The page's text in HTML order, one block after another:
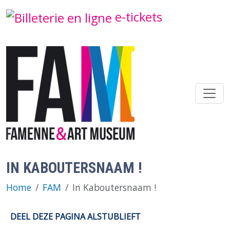
e-tickets
IN KABOUTERSNAAM !
Home FAM In Kaboutersnaam !
DEEL DEZE PAGINA ALSTUBLIEFT